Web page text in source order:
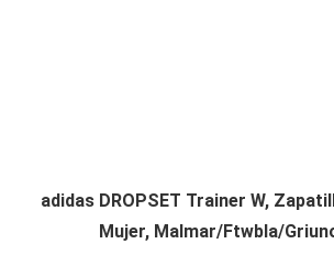
adidas DROPSET Trainer W,
Mujer, Malmar/Ftwbla/